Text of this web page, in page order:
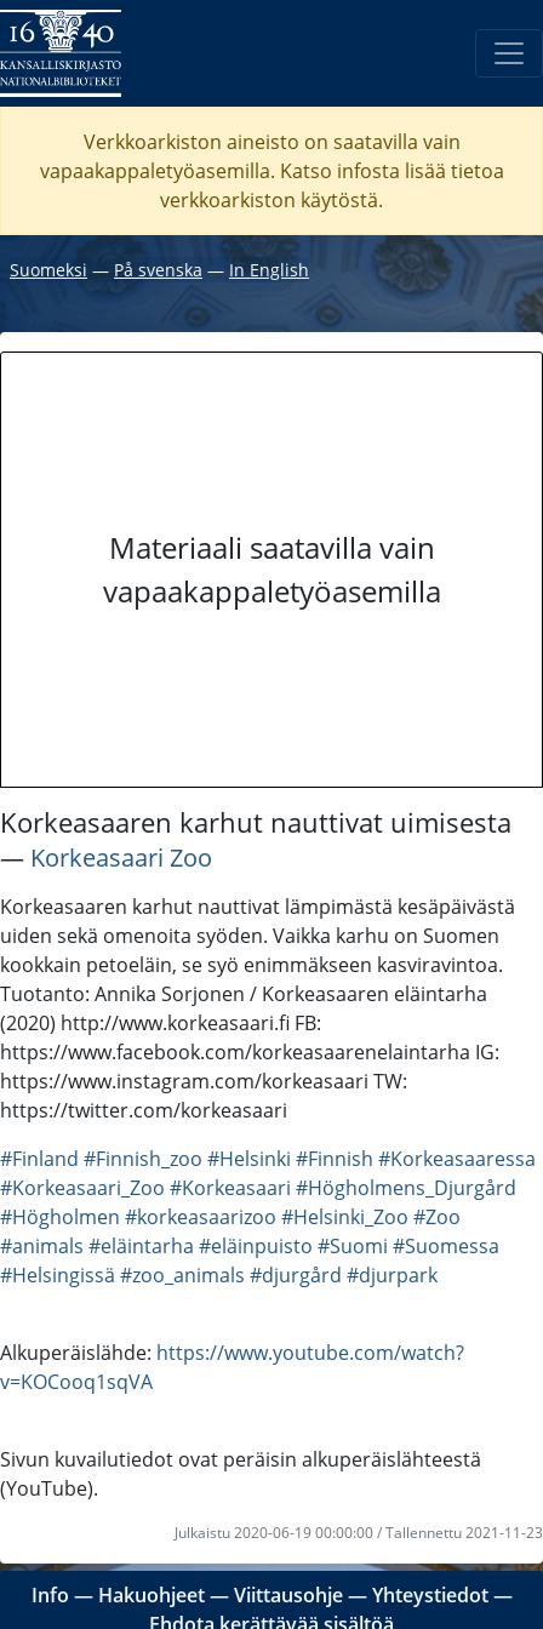
Verkkoarkiston aineisto on saatavilla vain
vapaakappaletyöasemilla. Katso infosta lisää tietoa
verkkoarkiston käytöstä.
Suomeksi ― På svenska ― In English
Materiaali saatavilla vain
vapaakappaletyöasemilla
Korkeasaaren karhut nauttivat uimisesta
― Korkeasaari Zoo
Korkeasaaren karhut nauttivat lämpimästä kesäpäivästä
uiden sekä omenoita syöden. Vaikka karhu on Suomen
kookkain petoeläin, se syö enimmäkseen kasviravintoa.
Tuotanto: Annika Sorjonen / Korkeasaaren eläintarha
(2020) http://www.korkeasaari.fi FB:
https://www.facebook.com/korkeasaarenelaintarha IG:
https://www.instagram.com/korkeasaari TW:
https://twitter.com/korkeasaari
#Finland #Finnish_zoo #Helsinki #Finnish #Korkeasaaressa
#Korkeasaari_Zoo #Korkeasaari #Högholmens_Djurgård
#Högholmen #korkeasaarizoo #Helsinki_Zoo #Zoo
#animals #eläintarha #eläinpuisto #Suomi #Suomessa
#Helsingissä #zoo_animals #djurgård #djurpark
Alkuperäislähde: https://www.youtube.com/watch?
v=KOCooq1sqVA
Sivun kuvailutiedot ovat peräisin alkuperäislähteestä
(YouTube).
Julkaistu 2020-06-19 00:00:00 / Tallennettu 2021-11-23
Info ― Hakuohjeet―Viittausohje―Yhteystiedot―